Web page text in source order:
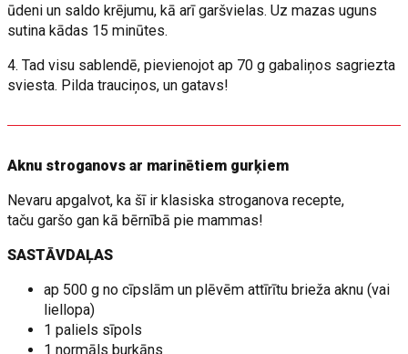
ūdeni un saldo krējumu, kā arī garšvielas. Uz mazas uguns
sutina kādas 15 minūtes.
4. Tad visu sablendē, pievienojot ap 70 g gabaliņos sagriezta
sviesta. Pilda trauciņos, un gatavs!
Aknu stroganovs ar marinētiem gurķiem
Nevaru apgalvot, ka šī ir klasiska stroganova recepte,
taču garšo gan kā bērnībā pie mammas!
SASTĀVDAĻAS
ap 500 g no cīpslām un plēvēm attīrītu brieža aknu (vai
liellopa)
1 paliels sīpols
1 normāls burkāns